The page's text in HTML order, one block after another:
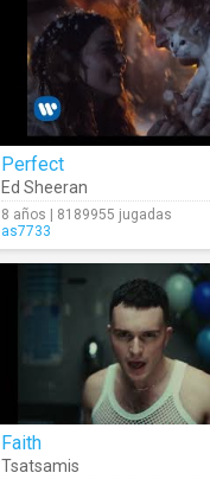
Perfect
Ed Sheeran
8 años | 8189955 jugadas
as7733
Faith
Tsatsamis